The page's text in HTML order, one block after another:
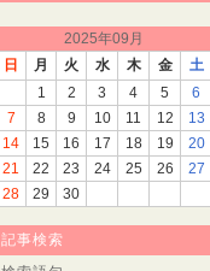
2025年09月
日
月 火 水 木 金
土
1
2 3 4 5
6
7
8 9 10 11 12
13
14
15 16 17 18 19
20
21
22 23 24 25 26
27
28
29 30
記事検索